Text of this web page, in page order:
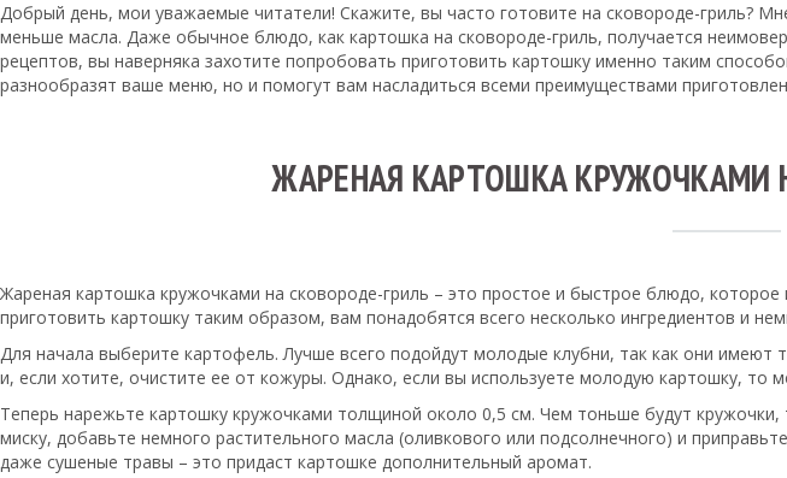
Добрый день, мои уважаемые читатели! Скажите, вы часто готовите на сковороде-гриль?
меньше масла. Даже обычное блюдо, как картошка на сковороде-гриль, получается
рецептов, вы наверняка захотите попробовать приготовить картошку именно таким
разнообразят ваше меню, но и помогут вам насладиться всеми преимуществами
ЖАРЕНАЯ КАРТОШКА КРУЖОЧКАМИ
Жареная картошка кружочками на сковороде-гриль – это простое и быстрое блюдо,
приготовить картошку таким образом, вам понадобятся всего несколько ингредиентов и
Для начала выберите картофель. Лучше всего подойдут молодые клубни, так как они
и, если хотите, очистите ее от кожуры. Однако, если вы используете молодую картошку, то
Теперь нарежьте картошку кружочками толщиной около 0,5 см. Чем тоньше будут
миску, добавьте немного растительного масла (оливкового или подсолнечного) и
даже сушеные травы – это придаст картошке дополнительный аромат.